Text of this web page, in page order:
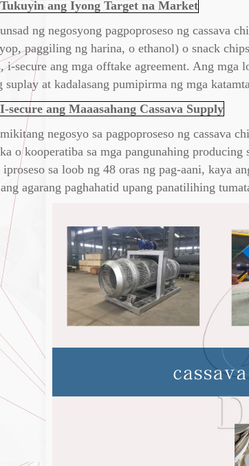
ang Iyong Target na Market
ng negosyong pagpoproseso ng cassava
paggiling ng harina, o ethanol) o snack
i-secure ang mga offtake agreement. Ang
suplay at kadalasang pumipirma ng mga
secure ang Maaasahang Cassava Supply
negosyo sa pagpoproseso ng cassava
o kooperatiba sa mga pangunahing
sa loob ng 48 oras ng pag-aani, kaya
agarang paghahatid upang panatilihing